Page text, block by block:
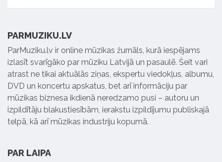
PARMUZIKU.LV
ParMuziku.lv ir online mūzikas žurnāls, kurā iespējams
izlasīt svarīgāko par mūziku Latvijā un pasaulē. Šeit vari
atrast ne tikai aktuālās ziņas, ekspertu viedokļus, albumu,
DVD un koncertu apskatus, bet arī informāciju par
mūzikas biznesa ikdienā neredzamo pusi – autoru un
izpildītāju blakustiesībām, ierakstu izpildījumu publiskajā
telpā, kā arī mūzikas industriju kopumā.
PAR LAIPA